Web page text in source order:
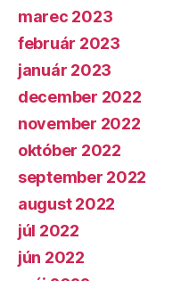
marec 2023
február 2023
január 2023
december 2022
november 2022
október 2022
september 2022
august 2022
júl 2022
jún 2022